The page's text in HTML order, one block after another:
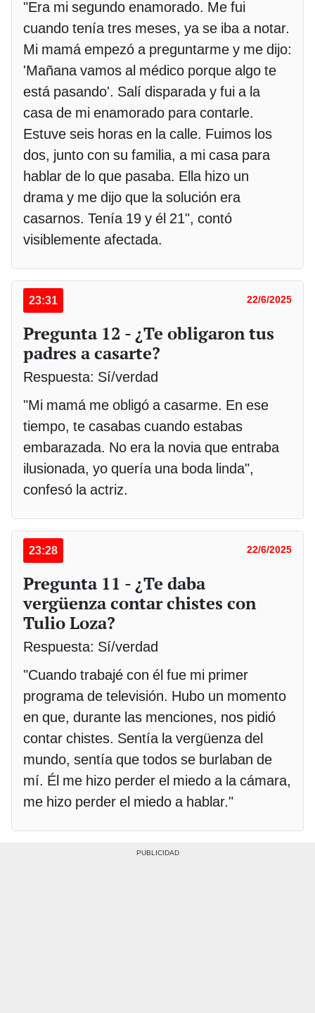
"Era mi segundo enamorado. Me fui
cuando tenía tres meses, ya se iba a notar.
Mi mamá empezó a preguntarme y me dijo:
'Mañana vamos al médico porque algo te
está pasando'. Salí disparada y fui a la
casa de mi enamorado para contarle.
Estuve seis horas en la calle. Fuimos los
dos, junto con su familia, a mi casa para
hablar de lo que pasaba. Ella hizo un
drama y me dijo que la solución era
casarnos. Tenía 19 y él 21", contó
visiblemente afectada.
23:31 22/6/2025
Pregunta 12 - ¿Te obligaron tus
padres a casarte?
Respuesta: Sí/verdad
"Mi mamá me obligó a casarme. En ese
tiempo, te casabas cuando estabas
embarazada. No era la novia que entraba
ilusionada, yo quería una boda linda",
confesó la actriz.
23:28 22/6/2025
Pregunta 11 - ¿Te daba
vergüenza contar chistes con
Tulio Loza?
Respuesta: Sí/verdad
"Cuando trabajé con él fue mi primer
programa de televisión. Hubo un momento
en que, durante las menciones, nos pidió
contar chistes. Sentía la vergüenza del
mundo, sentía que todos se burlaban de
mí. Él me hizo perder el miedo a la cámara,
me hizo perder el miedo a hablar."